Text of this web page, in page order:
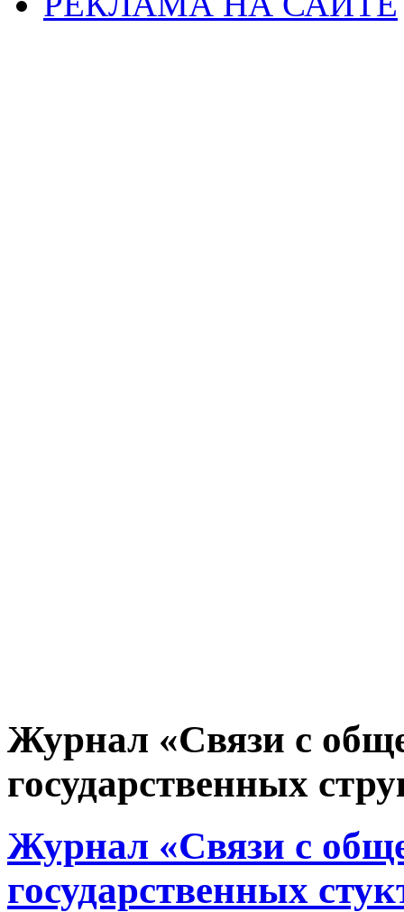
Журнал «Связи с
государственных
Журнал «Связи с
государственных